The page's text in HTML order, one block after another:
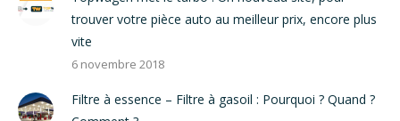
trouver votre pièce auto au meilleur prix, encore plus
vite
6 novembre 2018
Filtre à essence – Filtre à gasoil : Pourquoi ? Quand ?